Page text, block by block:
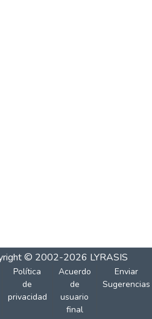
© 2002-2026 LYRASIS
Política
de
privacidad
Acuerdo
de
usuario
final
Enviar
Sugerencias